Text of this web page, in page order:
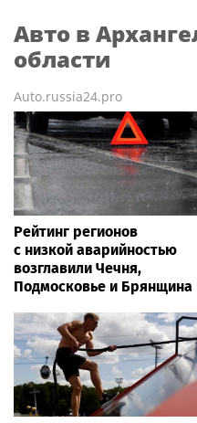
Авто в
области
Auto.russia24.pro
Рейтинг регионов
с низкой аварийностью
возглавили Чечня,
Подмосковье и Брянщина